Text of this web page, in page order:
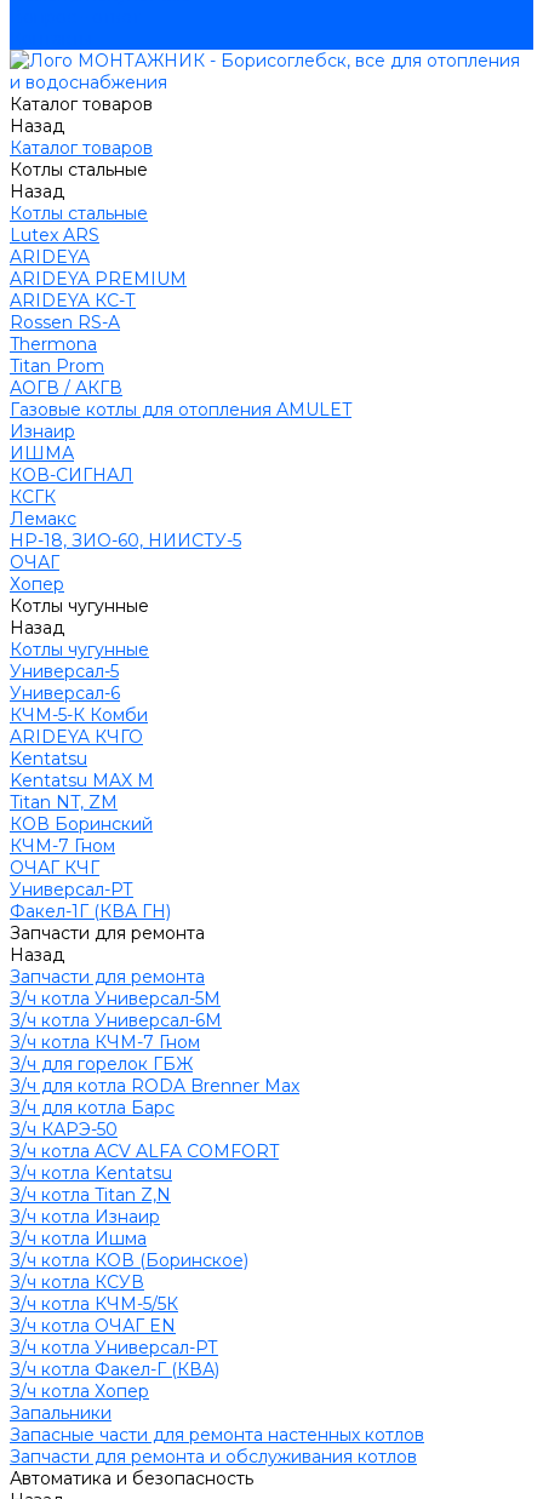
Каталог товаров
Назад
Каталог товаров
Котлы стальные
Назад
Котлы стальные
Lutex ARS
ARIDEYA
ARIDEYA PREMIUM
ARIDEYA КС-Т
Rossen RS-A
Thermona
Titan Prom
АОГВ / АКГВ
Газовые котлы для отопления AMULET
Изнаир
ИШМА
КОВ-СИГНАЛ
КСГК
Лемакс
НР-18, ЗИО-60, НИИСТУ-5
ОЧАГ
Хопер
Котлы чугунные
Назад
Котлы чугунные
Универсал-5
Универсал-6
КЧМ-5-К Комби
ARIDEYA КЧГО
Kentatsu
Kentatsu MAX M
Titan NT, ZM
КОВ Боринский
КЧМ-7 Гном
ОЧАГ КЧГ
Универсал-РТ
Факел-1Г (КВА ГН)
Запчасти для ремонта
Назад
Запчасти для ремонта
З/ч котла Универсал-5М
З/ч котла Универсал-6М
З/ч котла КЧМ-7 Гном
З/ч для горелок ГБЖ
З/ч для котла RODA Brenner Max
З/ч для котла Барс
З/ч КАРЭ-50
З/ч котла ACV ALFA COMFORT
З/ч котла Kentatsu
З/ч котла Titan Z,N
З/ч котла Изнаир
З/ч котла Ишма
З/ч котла КОВ (Боринское)
З/ч котла КСУВ
З/ч котла КЧМ-5/5К
З/ч котла ОЧАГ EN
З/ч котла Универсал-РТ
З/ч котла Факел-Г (КВА)
З/ч котла Хопер
Запальники
Запасные части для ремонта настенных котлов
Запчасти для ремонта и обслуживания котлов
Автоматика и безопасность